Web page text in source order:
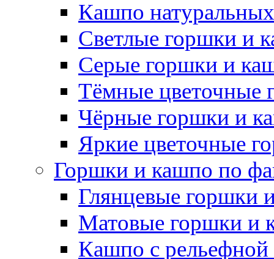
Кашпо
Светлые горшки и
Серые горшки и
Тёмные цветочные
Чёрные горшки и
Яркие цветочные
Горшки и кашпо по
Глянцевые горшки
Матовые горшки и
Кашпо с рельефной